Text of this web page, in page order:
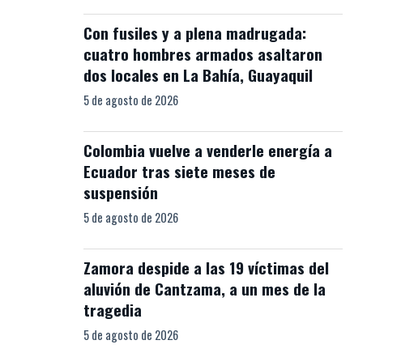
Con fusiles y a plena madrugada:
cuatro hombres armados asaltaron
dos locales en La Bahía, Guayaquil
5 de agosto de 2026
Colombia vuelve a venderle energía a
Ecuador tras siete meses de
suspensión
5 de agosto de 2026
Zamora despide a las 19 víctimas del
aluvión de Cantzama, a un mes de la
tragedia
5 de agosto de 2026